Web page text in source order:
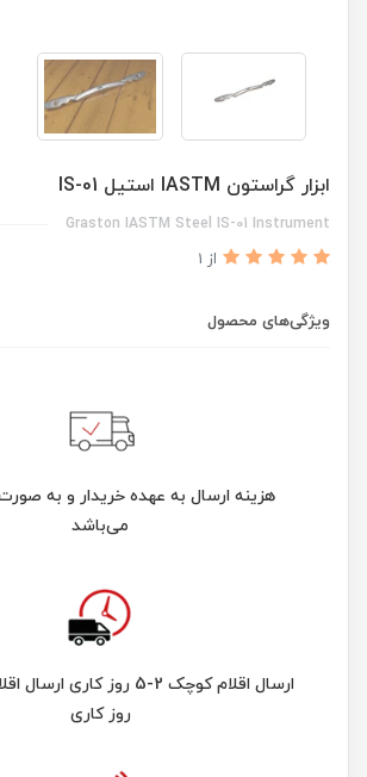
ابزار گراستون IASTM استیل IS-01
Graston IASTM Steel IS-01 Instrument
از 1
ویژگی‌های محصول
هزینه ارسال به عهده خریدار و به
می‌باشد
روز کاری